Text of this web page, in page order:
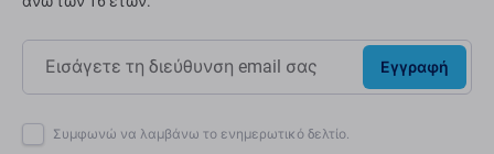
Εγγραφή
Συμφωνώ να λαμβάνω το ενημερωτικό δελτίο.